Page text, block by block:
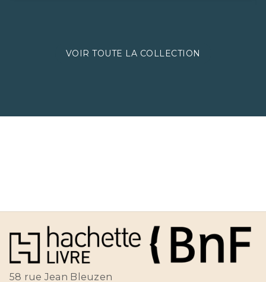
VOIR TOUTE LA COLLECTION
58 rue Jean Bleuzen